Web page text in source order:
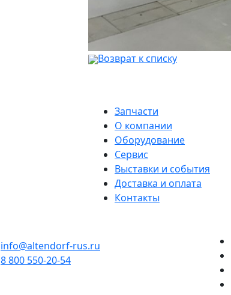
Возврат к списку
Запчасти
О компании
Оборудование
Сервис
Выставки и события
Доставка и оплата
Контакты
info@altendorf-rus.ru
8 800 550-20-54